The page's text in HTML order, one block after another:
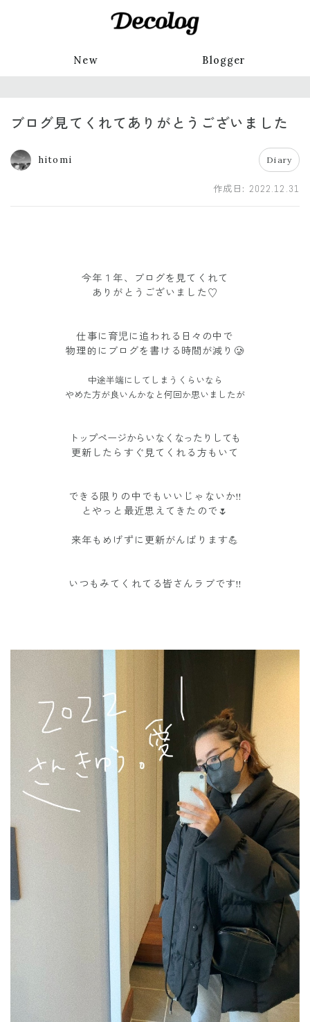
New Blogger
ブログ見てくれてありがとうございました
hitomi Diary
作成日: 2022.12.31
今年１年、ブログを見てくれて
ありがとうございました♡
仕事に育児に追われる日々の中で
物理的にブログを書ける時間が減り🥲
中途半端にしてしまうくらいなら
やめた方が良いんかなと何回か思いましたが
トップページからいなくなったりしても
更新したらすぐ見てくれる方もいて
できる限りの中でもいいじゃないか!!
とやっと最近思えてきたので🌷
来年もめげずに更新がんばります💪
いつもみてくれてる皆さんラブです!!